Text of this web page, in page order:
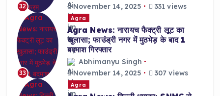
32
November 14, 2025
331 views
33
Agra
Agra News: नारायच फैक्ट्री लूट का
खुलासा; फाउंड्री नगर में मुठभेड़ के बाद 1
बदमाश गिरफ्तार
Abhimanyu Singh
November 14, 2025
307 views
Agra